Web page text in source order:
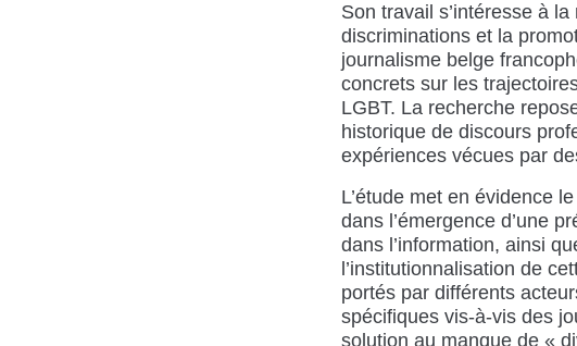
Son travail s’intéresse à
discriminations et la
journalisme belge
concrets sur les
LGBT. La recherche
historique de discours
expériences vécues par
L’étude met en évidence
dans l’émergence d’une
dans l’information, ainsi
l’institutionnalisation de
portés par différents
spécifiques vis-à-vis des
solution au manque de «